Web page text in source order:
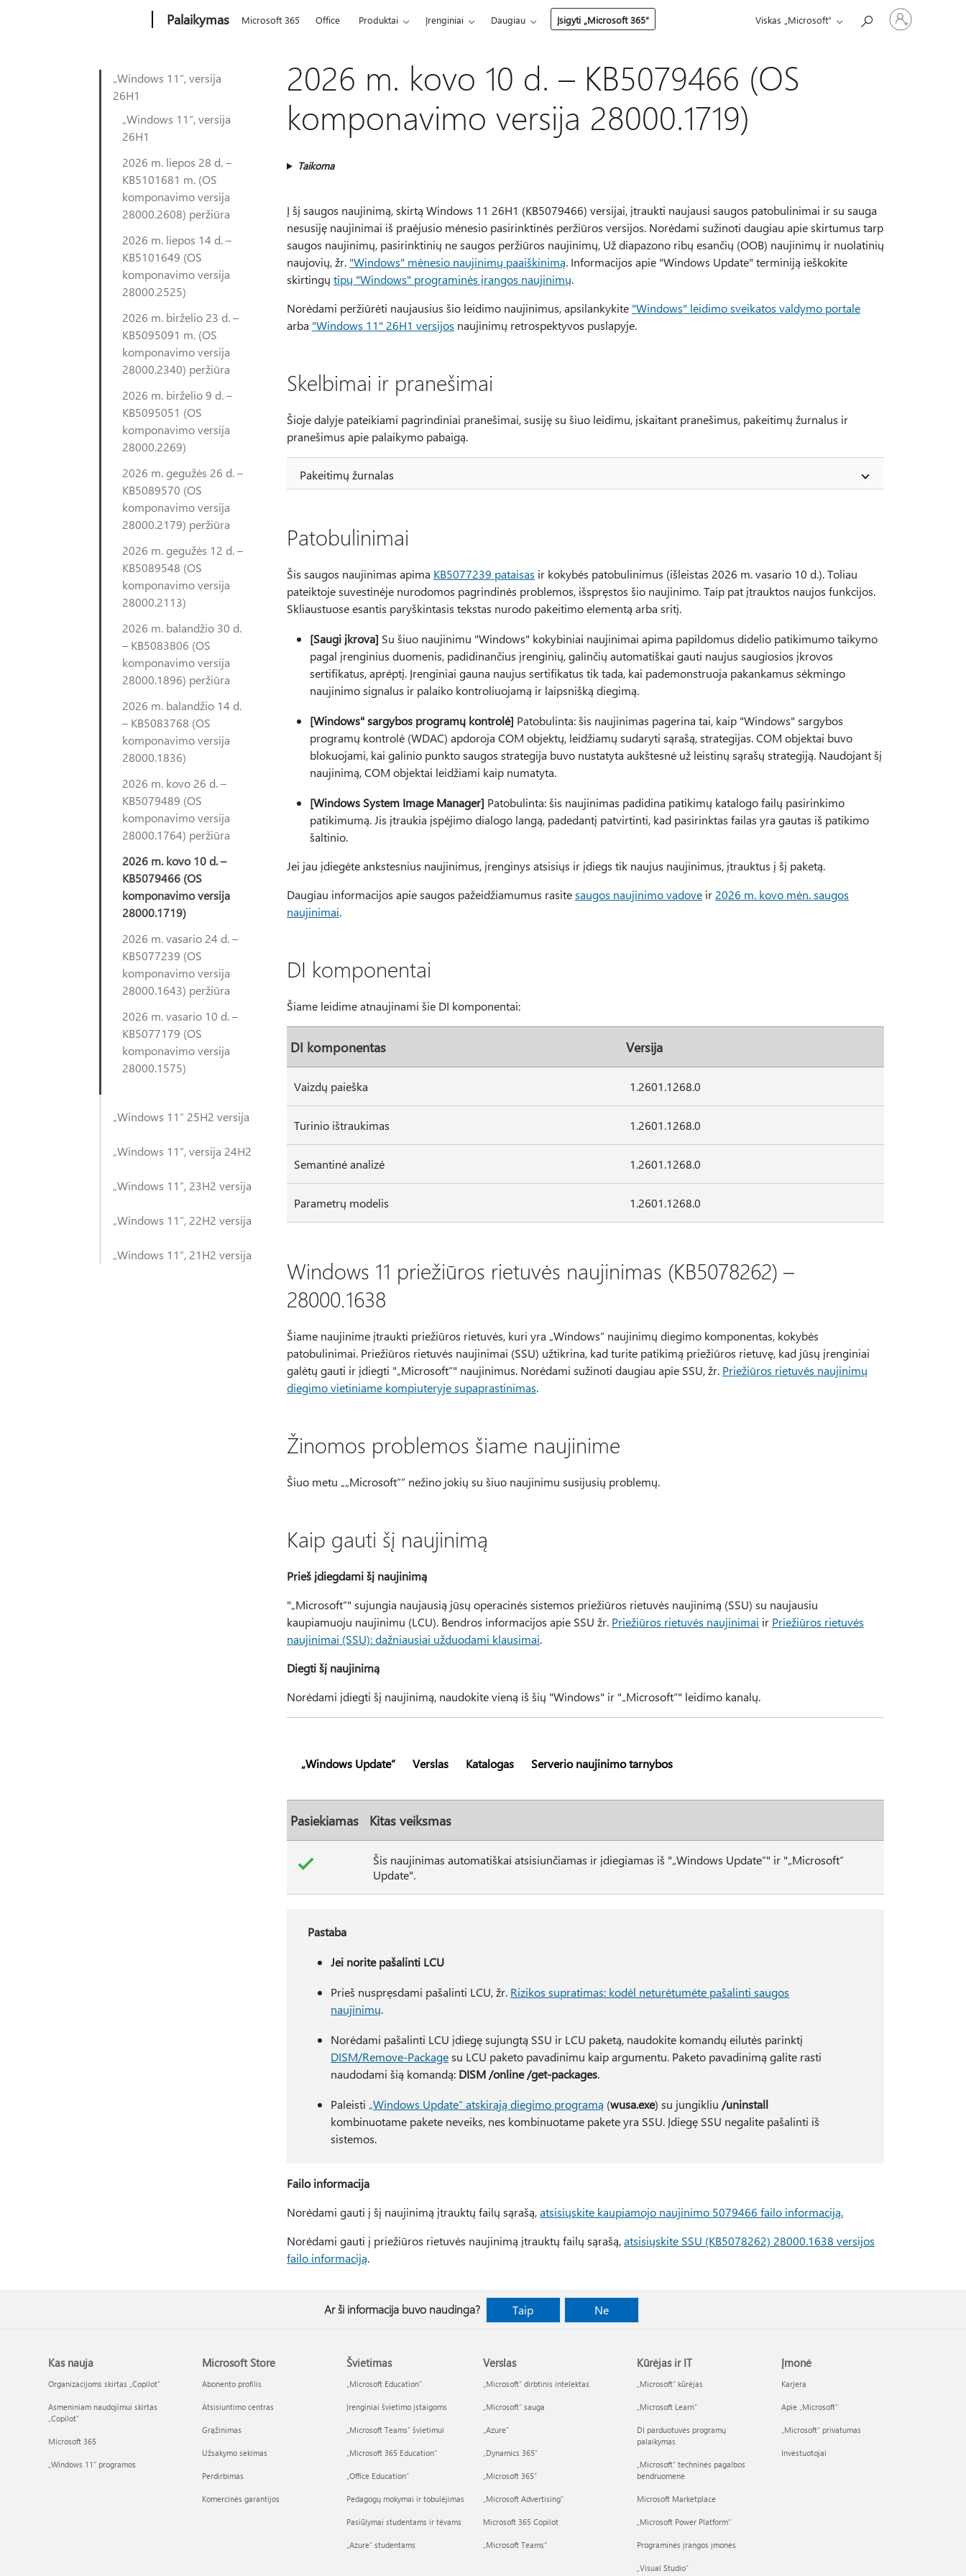
Palaikymas Microsoft 365 Office Produktai Įrenginiai Daugiau Įsigyti „Microsoft 365“ Viskas „Microsoft“
Prisijunkite
prie
paskyros
„Windows 11“, versija
26H1
„Windows 11“, versija
26H1
2026 m. liepos 28 d. –
KB5101681 m. (OS
komponavimo versija
28000.2608) peržiūra
2026 m. liepos 14 d. –
KB5101649 (OS
komponavimo versija
28000.2525)
2026 m. birželio 23 d. –
KB5095091 m. (OS
komponavimo versija
28000.2340) peržiūra
2026 m. birželio 9 d. –
KB5095051 (OS
komponavimo versija
28000.2269)
2026 m. gegužės 26 d. –
KB5089570 (OS
komponavimo versija
28000.2179) peržiūra
2026 m. gegužės 12 d. –
KB5089548 (OS
komponavimo versija
28000.2113)
2026 m. balandžio 30 d.
– KB5083806 (OS
komponavimo versija
28000.1896) peržiūra
2026 m. balandžio 14 d.
– KB5083768 (OS
komponavimo versija
28000.1836)
2026 m. kovo 26 d. –
KB5079489 (OS
komponavimo versija
28000.1764) peržiūra
2026 m. kovo 10 d. –
KB5079466 (OS
komponavimo versija
28000.1719)
2026 m. vasario 24 d. –
KB5077239 (OS
komponavimo versija
28000.1643) peržiūra
2026 m. vasario 10 d. –
KB5077179 (OS
komponavimo versija
28000.1575)
„Windows 11“ 25H2 versija
„Windows 11“, versija 24H2
„Windows 11“, 23H2 versija
„Windows 11“, 22H2 versija
„Windows 11“, 21H2 versija
2026 m. kovo 10 d. – KB5079466 (OS
komponavimo versija 28000.1719)
Taikoma
Į šį saugos naujinimą, skirtą Windows 11 26H1 (KB5079466) versijai, įtraukti naujausi saugos patobulinimai ir su sauga
nesusiję naujinimai iš praėjusio mėnesio pasirinktinės peržiūros versijos. Norėdami sužinoti daugiau apie skirtumus tarp
saugos naujinimų, pasirinktinių ne saugos peržiūros naujinimų, Už diapazono ribų esančių (OOB) naujinimų ir nuolatinių
naujovių, žr. "Windows" mėnesio naujinimų paaiškinimą. Informacijos apie "Windows Update" terminiją ieškokite
skirtingų tipų "Windows" programinės įrangos naujinimų.
Norėdami peržiūrėti naujausius šio leidimo naujinimus, apsilankykite "Windows" leidimo sveikatos valdymo portale
arba "Windows 11" 26H1 versijos naujinimų retrospektyvos puslapyje.
Skelbimai ir pranešimai
Šioje dalyje pateikiami pagrindiniai pranešimai, susiję su šiuo leidimu, įskaitant pranešimus, pakeitimų žurnalus ir
pranešimus apie palaikymo pabaigą.
Pakeitimų žurnalas
Patobulinimai
Šis saugos naujinimas apima KB5077239 pataisas ir kokybės patobulinimus (išleistas 2026 m. vasario 10 d.). Toliau
pateiktoje suvestinėje nurodomos pagrindinės problemos, išspręstos šio naujinimo. Taip pat įtrauktos naujos funkcijos.
Skliaustuose esantis paryškintasis tekstas nurodo pakeitimo elementą arba sritį.
[Saugi įkrova] Su šiuo naujinimu "Windows" kokybiniai naujinimai apima papildomus didelio patikimumo taikymo
pagal įrenginius duomenis, padidinančius įrenginių, galinčių automatiškai gauti naujus saugiosios įkrovos
sertifikatus, aprėptį. Įrenginiai gauna naujus sertifikatus tik tada, kai pademonstruoja pakankamus sėkmingo
naujinimo signalus ir palaiko kontroliuojamą ir laipsnišką diegimą.
[Windows" sargybos programų kontrolė] Patobulinta: šis naujinimas pagerina tai, kaip "Windows" sargybos
programų kontrolė (WDAC) apdoroja COM objektų, leidžiamų sudaryti sąrašą, strategijas. COM objektai buvo
blokuojami, kai galinio punkto saugos strategija buvo nustatyta aukštesnė už leistinų sąrašų strategiją. Naudojant šį
naujinimą, COM objektai leidžiami kaip numatyta.
[Windows System Image Manager] Patobulinta: šis naujinimas padidina patikimų katalogo failų pasirinkimo
patikimumą. Jis įtraukia įspėjimo dialogo langą, padedantį patvirtinti, kad pasirinktas failas yra gautas iš patikimo
šaltinio.
Jei jau įdiegėte ankstesnius naujinimus, įrenginys atsisiųs ir įdiegs tik naujus naujinimus, įtrauktus į šį paketą.
Daugiau informacijos apie saugos pažeidžiamumus rasitesaugos naujinimo vadove ir 2026 m. kovo mėn. saugos
naujinimai.
DI komponentai
Šiame leidime atnaujinami šie DI komponentai:
DI komponentas Versija
Vaizdų paieška 1.2601.1268.0
Turinio ištraukimas 1.2601.1268.0
Semantinė analizė 1.2601.1268.0
Parametrų modelis 1.2601.1268.0
Windows 11 priežiūros rietuvės naujinimas (KB5078262) –
28000.1638
Šiame naujinime įtraukti priežiūros rietuvės, kuri yra „Windows“ naujinimų diegimo komponentas, kokybės
patobulinimai. Priežiūros rietuvės naujinimai (SSU) užtikrina, kad turite patikimą priežiūros rietuvę, kad jūsų įrenginiai
galėtų gauti ir įdiegti "„Microsoft“" naujinimus. Norėdami sužinoti daugiau apie SSU, žr. Priežiūros rietuvės naujinimų
diegimo vietiniame kompiuteryje supaprastinimas.
Žinomos problemos šiame naujinime
Šiuo metu „„Microsoft““ nežino jokių su šiuo naujinimu susijusių problemų.
Kaip gauti šį naujinimą
Prieš įdiegdami šį naujinimą
"„Microsoft“" sujungia naujausią jūsų operacinės sistemos priežiūros rietuvės naujinimą (SSU) su naujausiu
kaupiamuoju naujinimu (LCU). Bendros informacijos apie SSU žr. Priežiūros rietuvės naujinimai ir Priežiūros rietuvės
naujinimai (SSU): dažniausiai užduodami klausimai.
Diegti šį naujinimą
Norėdami įdiegti šį naujinimą, naudokite vieną iš šių "Windows" ir "„Microsoft“" leidimo kanalų.
„Windows Update“ Verslas Katalogas Serverio naujinimo tarnybos
Pasiekiamas Kitas veiksmas
Šis naujinimas automatiškai atsisiunčiamas ir įdiegiamas iš "„Windows Update“" ir "„Microsoft“
Update".
Pastaba
Jei norite pašalinti LCU
Prieš nuspręsdami pašalinti LCU, žr. Rizikos supratimas: kodėl neturėtumėte pašalinti saugos
naujinimų.
Norėdami pašalinti LCU įdiegę sujungtą SSU ir LCU paketą, naudokite komandų eilutės parinktį
DISM/Remove-Packagesu LCU paketo pavadinimu kaip argumentu. Paketo pavadinimą galite rasti
naudodami šią komandą: DISM /online /get-packages.
Paleisti „Windows Update“ atskirąją diegimo programą (wusa.exe) su jungikliu /uninstall
kombinuotame pakete neveiks, nes kombinuotame pakete yra SSU. Įdiegę SSU negalite pašalinti iš
sistemos.
Failo informacija
Norėdami gauti į šį naujinimą įtrauktų failų sąrašą,atsisiųskite kaupiamojo naujinimo 5079466 failo informaciją.
Norėdami gauti į priežiūros rietuvės naujinimą įtrauktų failų sąrašą,atsisiųskite SSU (KB5078262) 28000.1638 versijos
failo informaciją.
Ar ši informacija buvo naudinga? Taip Ne
Kas nauja
Organizacijoms skirtas „Copilot“
Asmeniniam naudojimui skirtas
„Copilot“
Microsoft 365
„Windows 11“ programos
Microsoft Store
Abonento profilis
Atsisiuntimo centras
Grąžinimas
Užsakymo sekimas
Perdirbimas
Komercinės garantijos
Švietimas
„Microsoft Education“
Įrenginiai švietimo įstaigoms
„Microsoft Teams“ švietimui
„Microsoft 365 Education“
„Office Education“
Pedagogų mokymai ir tobulėjimas
Pasiūlymai studentams ir tėvams
„Azure“ studentams
Verslas
„Microsoft“ dirbtinis intelektas
„Microsoft“ sauga
„Azure”
„Dynamics 365“
„Microsoft 365“
„Microsoft Advertising“
Microsoft 365 Copilot
„Microsoft Teams“
Kūrėjas ir IT
„Microsoft“ kūrėjas
„Microsoft Learn“
DI parduotuvės programų
palaikymas
„Microsoft“ techninės pagalbos
bendruomenė
Microsoft Marketplace
„Microsoft Power Platform“
Programinės įrangos įmonės
„Visual Studio“
Įmonė
Karjera
Apie „Microsoft“
„Microsoft“ privatumas
Investuotojai